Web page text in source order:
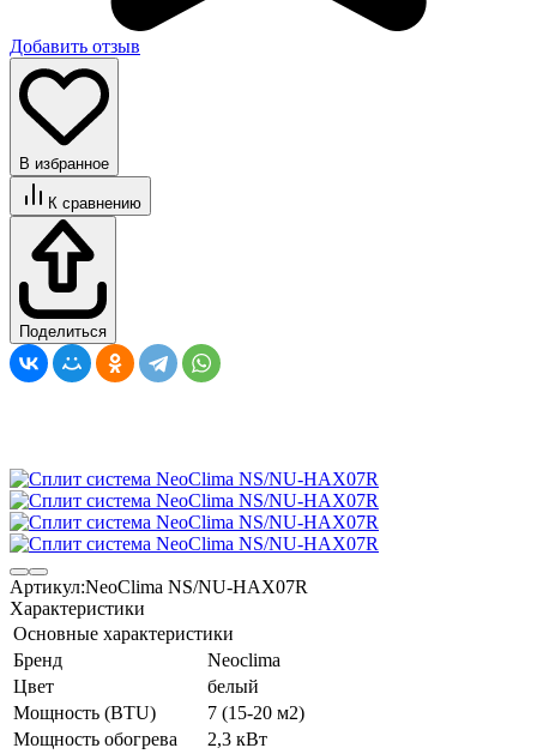
Добавить отзыв
В избранное
К сравнению
Поделиться
Артикул:NeoClima NS/NU-HAX07R
Характеристики
Основные характеристики
Бренд
Neoclima
Цвет
белый
Мощность (BTU)
7 (15-20 м2)
Мощность обогрева
2,3 кВт